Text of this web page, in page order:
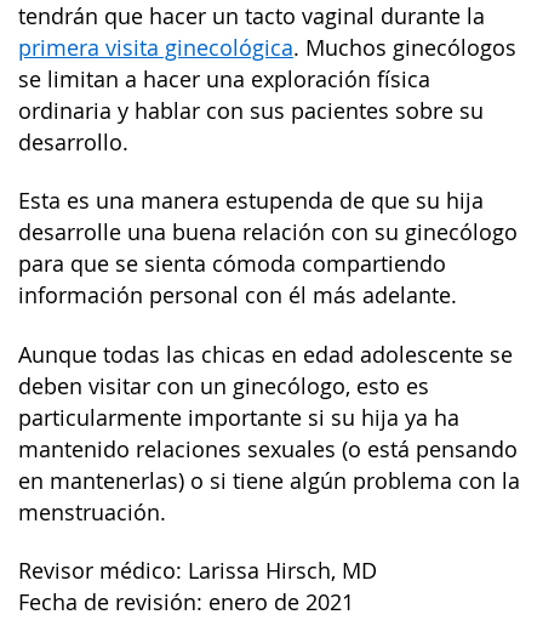
tendrán que hacer un tacto vaginal durante la
primera visita ginecológica. Muchos ginecólogos
se limitan a hacer una exploración física
ordinaria y hablar con sus pacientes sobre su
desarrollo.
Esta es una manera estupenda de que su hija
desarrolle una buena relación con su ginecólogo
para que se sienta cómoda compartiendo
información personal con él más adelante.
Aunque todas las chicas en edad adolescente se
deben visitar con un ginecólogo, esto es
particularmente importante si su hija ya ha
mantenido relaciones sexuales (o está pensando
en mantenerlas) o si tiene algún problema con la
menstruación.
Revisor médico: Larissa Hirsch, MD
Fecha de revisión: enero de 2021